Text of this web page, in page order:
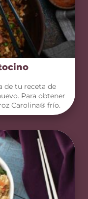
de tu receta de
Para obtener
Carolina® frío.